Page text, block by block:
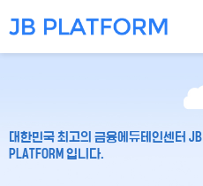
대한민국 최고의 금융에듀테인센터 JB
PLATFORM 입니다.